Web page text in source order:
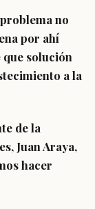
no
por ahí
que solución
a la
de la
Juan Araya,
hacer